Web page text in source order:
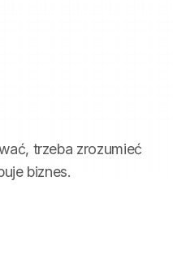
trzeba zrozumieć
biznes.